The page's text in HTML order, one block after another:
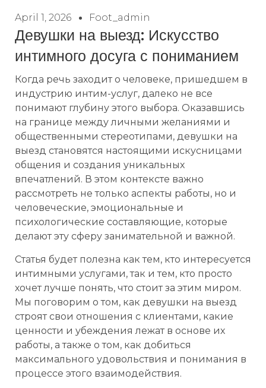
April 1, 2026 Foot_admin
Девушки на выезд: Искусство
интимного досуга с пониманием
Когда речь заходит о человеке, пришедшем в
индустрию интим-услуг, далеко не все
понимают глубину этого выбора. Оказавшись
на границе между личными желаниями и
общественными стереотипами, девушки на
выезд становятся настоящими искусницами
общения и создания уникальных
впечатлений. В этом контексте важно
рассмотреть не только аспекты работы, но и
человеческие, эмоциональные и
психологические составляющие, которые
делают эту сферу занимательной и важной.
Статья будет полезна как тем, кто интересуется
интимными услугами, так и тем, кто просто
хочет лучше понять, что стоит за этим миром.
Мы поговорим о том, как девушки на выезд
строят свои отношения с клиентами, какие
ценности и убеждения лежат в основе их
работы, а также о том, как добиться
максимального удовольствия и понимания в
процессе этого взаимодействия.